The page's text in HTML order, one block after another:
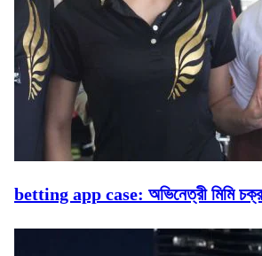
betting app case: অভিনেত্রী মিমি